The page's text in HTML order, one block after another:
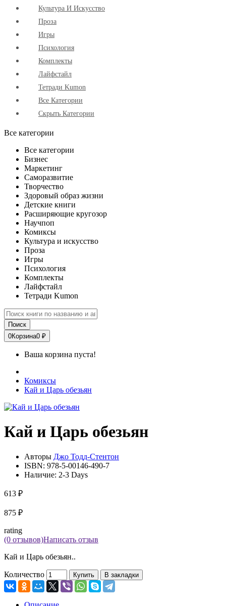
Культура И Искусство
Проза
Игры
Психология
Комплекты
Лайфстайл
Тетради Kumon
Все Категории
Скрыть Категории
Все категории
Все категории
Бизнес
Маркетинг
Саморазвитие
Творчество
Здоровый образ жизни
Детские книги
Расширяющие кругозор
Научпоп
Комиксы
Культура и искусство
Проза
Игры
Психология
Комплекты
Лайфстайл
Тетради Kumon
Поиск
0Корзина0 ₽
Ваша корзина пуста!
Комиксы
Кай и Царь обезьян
Кай и Царь обезьян
Авторы Джо Тодд-Стентон
ISBN: 978-5-00146-490-7
Наличие: 2-3 Days
613 ₽
875 ₽
rating
(0 отзывов)Написать отзыв
Кай и Царь обезьян..
Количество Купить В закладки